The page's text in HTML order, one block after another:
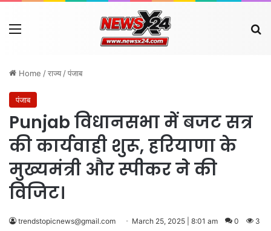
Menu
Home /राज्य /पंजाब
पंजाब
Punjab विधानसभा में बजट सत्र
की कार्यवाही शुरू, हरियाणा के
मुख्यमंत्री और स्पीकर ने की
विजिट।
trendstopicnews@gmail.com March 25, 2025 | 8:01 am 0 3